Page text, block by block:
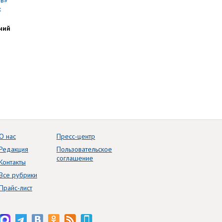
нас
рубрики
лист
Пресс-центр
Пользовательское
соглашение